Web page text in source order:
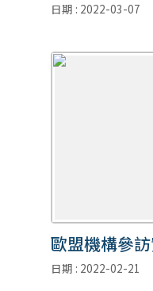
日期 : 2022-03-07
歐盟機構參
日期 : 2022-02-21